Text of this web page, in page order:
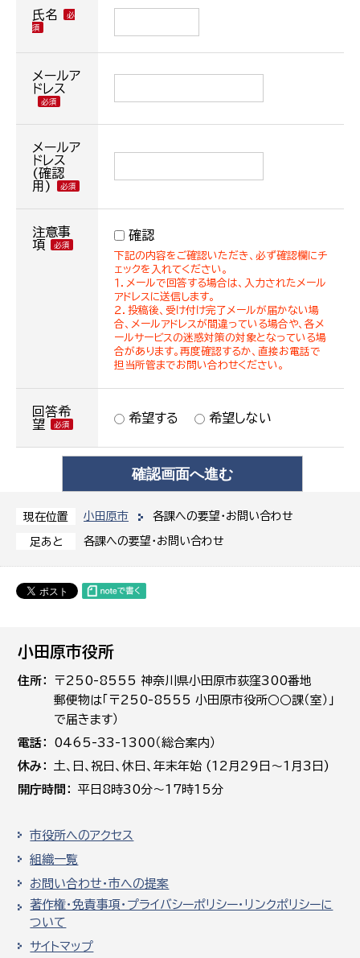
現在位置 小田原市 各課への要望・お問い合わせ
足あと 各課への要望・お問い合わせ
氏名
メールア
ドレス
メールア
ドレス
(確認
用)
注意事
項
確認
下記の内容をご確認いただき、必ず確認欄にチ
ェックを入れてください。
１．メールで回答する場合は、入力されたメール
アドレスに送信します。
２．投稿後、受け付け完了メールが届かない場
合、メールアドレスが間違っている場合や、各メ
ールサービスの迷惑対策の対象となっている場
合があります。再度確認するか、直接お電話で
担当所管までお問い合わせください。
回答希
望
希望する 希望しない
小田原市役所
住所
〒250-8555 神奈川県小田原市荻窪300番地
郵便物は「〒250-8555 小田原市役所○○課（室）」
で届きます）
電話
0465-33-1300（総合案内）
休み
土､日､祝日、休日、年末年始 (12月29日～1月3日)
開庁時間
平日8時30分～17時15分
市役所へのアクセス
組織一覧
お問い合わせ・市への提案
著作権・免責事項・プライバシーポリシー・リンクポリシーに
ついて
サイトマップ